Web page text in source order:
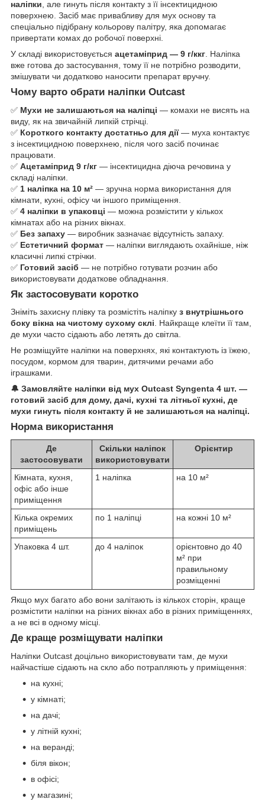
наліпки , але гинуть після контакту з її інсектицидною
поверхнею. Засіб має привабливу для мух основу та
спеціально підібрану кольорову палітру, яка допомагає
привертати комах до робочої поверхні.
У складі використовується ацетаміприд — 9 г/ккг . Наліпка
вже готова до застосування, тому її не потрібно розводити,
змішувати чи додатково наносити препарат вручну.
Чому варто обрати наліпки Outcast
✅ Мухи не залишаються на наліпці — комахи не висять на
виду, як на звичайній липкій стрічці.
✅ Короткого контакту достатньо для дії— муха контактує
з інсектицидною поверхнею, після чого засіб починає
працювати.
✅ Ацетаміприд 9 г/кг — інсектицидна діюча речовина у
складі наліпки.
✅ 1 наліпка на 10 м² — зручна норма використання для
кімнати, кухні, офісу чи іншого приміщення.
✅ 4 наліпки в упаковці — можна розмістити у кількох
кімнатах або на різних вікнах.
✅ Без запаху — виробник зазначає відсутність запаху.
✅ Естетичний формат — наліпки виглядають охайніше, ніж
класичні липкі стрічки.
✅ Готовий засіб — не потрібно готувати розчин або
використовувати додаткове обладнання.
Як застосовувати коротко
Зніміть захисну плівку та розмістіть наліпку з внутрішнього
боку вікна на чистому сухому склі. Найкраще клеїти її там,
де мухи часто сідають або летять до світла.
Не розміщуйте наліпки на поверхнях, які контактують із їжею,
посудом, кормом для тварин, дитячими речами або
іграшками.
🔔 Замовляйте наліпки від мух Outcast Syngenta 4 шт. —
готовий засіб для дому, дачі, кухні та літньої кухні, де
мухи гинуть після контакту й не залишаються на наліпці.
Норма використання
Де
застосовувати
Скільки наліпок
використовувати
Орієнтир
Кімната, кухня,
офіс або інше
приміщення
1 наліпка на 10 м²
Кілька окремих
приміщень
по 1 наліпці на кожні 10 м²
Упаковка 4 шт. до 4 наліпок
орієнтовно до 40
м² при
правильному
розміщенні
Якщо мух багато або вони залітають із кількох сторін, краще
розмістити наліпки на різних вікнах або в різних приміщеннях,
а не всі в одному місці.
Де краще розміщувати наліпки
Наліпки Outcast доцільно використовувати там, де мухи
найчастіше сідають на скло або потрапляють у приміщення:
на кухні;
у кімнаті;
на дачі;
у літній кухні;
на веранді;
біля вікон;
в офісі;
у магазині;